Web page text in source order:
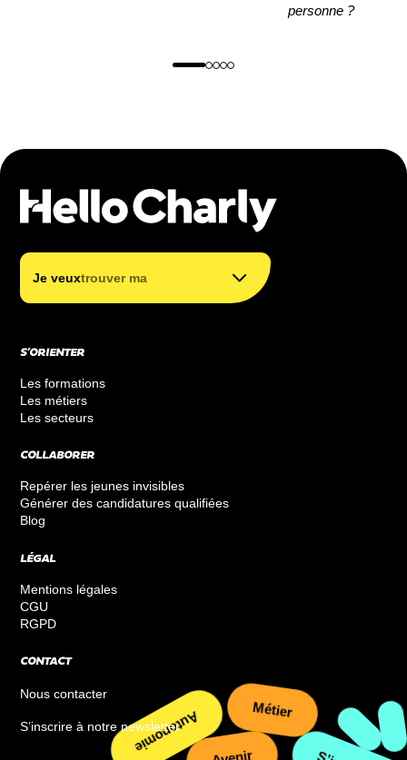
personne ?
Je veuxtrouver ma for
trouver mon métier
financer ma formation
S’ORIENTER
Les formations
Les métiers
Les secteurs
COLLABORER
Repérer les jeunes invisibles
Générer des candidatures qualifiées
Blog
LÉGAL
Mentions légales
CGU
RGPD
CONTACT
Nous contacter
S’inscrire à notre newsletter
Avenir
Métier
Autonomie